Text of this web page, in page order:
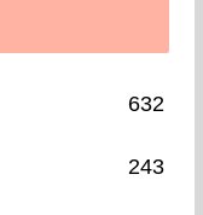
632
243